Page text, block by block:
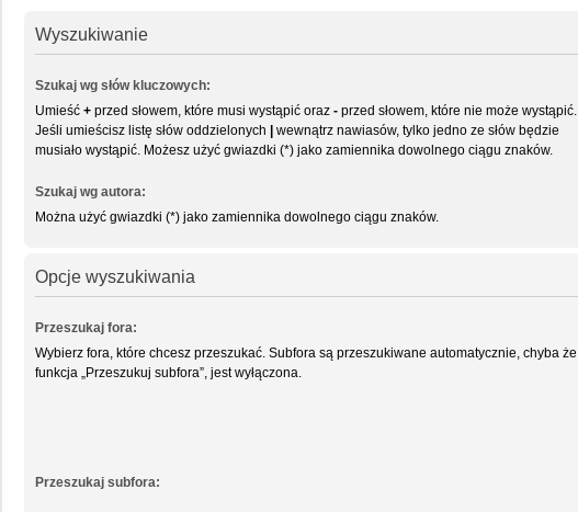
Wyszukiwanie
Szukaj wg słów kluczowych:
Umieść + przed słowem, które musi wystąpić oraz - przed słowem, które nie może wystąpić.
Jeśli umieścisz listę słów oddzielonych | wewnątrz nawiasów, tylko jedno ze słów będzie
musiało wystąpić. Możesz użyć gwiazdki (*) jako zamiennika dowolnego ciągu znaków.
Szukaj wg autora:
Można użyć gwiazdki (*) jako zamiennika dowolnego ciągu znaków.
Opcje wyszukiwania
Przeszukaj fora:
Wybierz fora, które chcesz przeszukać. Subfora są przeszukiwane automatycznie, chyba że
funkcja „Przeszukuj subfora”, jest wyłączona.
Przeszukaj subfora: